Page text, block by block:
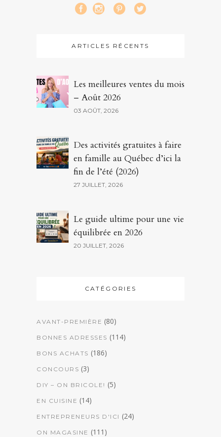
ARTICLES RÉCENTS
Les meilleures ventes du mois
– Août 2026
03 AOÛT, 2026
Des activités gratuites à faire
en famille au Québec d’ici la
fin de l’été (2026)
27 JUILLET, 2026
Le guide ultime pour une vie
équilibrée en 2026
20 JUILLET, 2026
CATÉGORIES
AVANT-PREMIÈRE (80)
BONNES ADRESSES (114)
BONS ACHATS (186)
CONCOURS (3)
DIY – ON BRICOLE! (5)
EN CUISINE (14)
ENTREPRENEURS D'ICI (24)
ON MAGASINE (111)